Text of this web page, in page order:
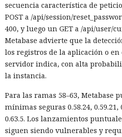
secuencia característica de
POST a /api/session/
400, y luego un GET a /api/user/
Metabase advierte que la
los registros de la aplicación o
servidor indica, con alta
la instancia.
Para las ramas 58–63, Metabase
mínimas seguras 0.58.24, 0.59.21,
0.63.5. Los lanzamientos
siguen siendo vulnerables y